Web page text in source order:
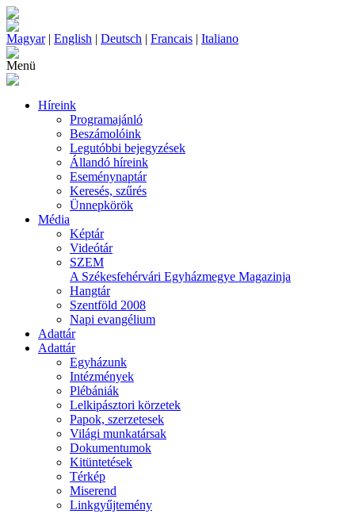
Magyar| English | Deutsch | Francais | Italiano
Menü
Híreink
Programajánló
Beszámolóink
Legutóbbi bejegyzések
Állandó híreink
Eseménynaptár
Keresés, szűrés
Ünnepkörök
Média
Képtár
Videótár
SZEM
A Székesfehérvári Egyházmegye Magazinja
Hangtár
Szentföld 2008
Napi evangélium
Adattár
Adattár
Egyházunk
Intézmények
Plébániák
Lelkipásztori körzetek
Papok, szerzetesek
Világi munkatársak
Dokumentumok
Kitüntetések
Térkép
Miserend
Linkgyűjtemény